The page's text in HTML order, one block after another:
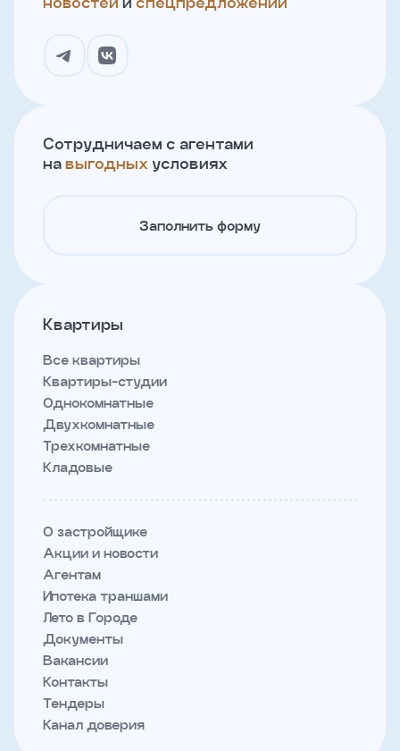
Сотрудничаем с агентами
на выгодных условиях
Заполнить форму
Квартиры
Все квартиры
Квартиры-студии
Однокомнатные
Двухкомнатные
Трехкомнатные
Кладовые
О застройщике
Акции и новости
Агентам
Ипотека траншами
Лето в Городе
Документы
Вакансии
Контакты
Тендеры
Канал доверия